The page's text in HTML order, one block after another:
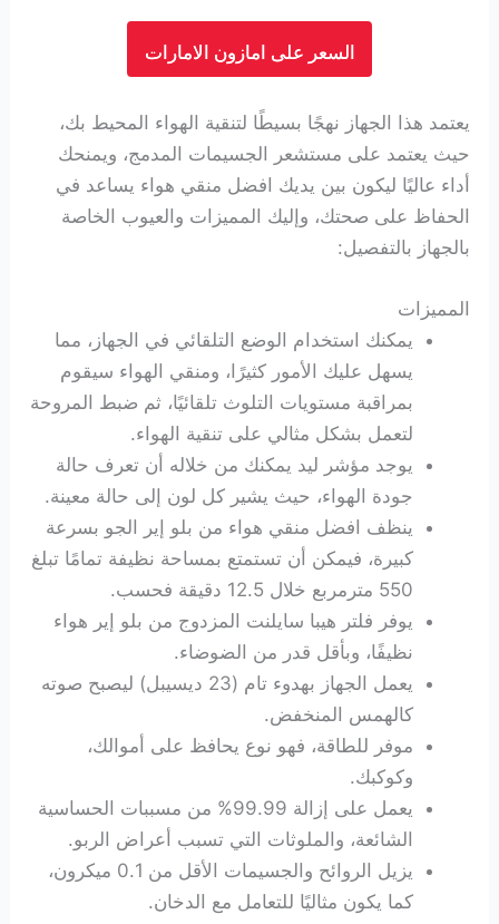
السعر على امازون الامارات
يعتمد هذا الجهاز نهجًا بسيطًا لتنقية الهواء المحيط بك،
حيث يعتمد على مستشعر الجسيمات المدمج، ويمنحك
أداء عاليًا ليكون بين يديك افضل منقي هواء يساعد في
الحفاظ على صحتك، وإليك المميزات والعيوب الخاصة
بالجهاز بالتفصيل:
المميزات
يمكنك استخدام الوضع التلقائي في الجهاز، مما
يسهل عليك الأمور كثيرًا، ومنقي الهواء سيقوم
بمراقبة مستويات التلوث تلقائيًا، ثم ضبط المروحة
لتعمل بشكل مثالي على تنقية الهواء.
يوجد مؤشر ليد يمكنك من خلاله أن تعرف حالة
جودة الهواء، حيث يشير كل لون إلى حالة معينة.
ينظف افضل منقي هواء من بلو إير الجو بسرعة
كبيرة، فيمكن أن تستمتع بمساحة نظيفة تمامًا تبلغ
550 مترمربع خلال 12.5 دقيقة فحسب.
يوفر فلتر هيبا سايلنت المزدوج من بلو إير هواء
نظيفًا، وبأقل قدر من الضوضاء.
يعمل الجهاز بهدوء تام (23 ديسيبل) ليصبح صوته
كالهمس المنخفض.
موفر للطاقة، فهو نوع يحافظ على أموالك،
وكوكبك.
يعمل على إزالة 99.99% من مسببات الحساسية
الشائعة، والملوثات التي تسبب أعراض الربو.
يزيل الروائح والجسيمات الأقل من 0.1 ميكرون،
كما يكون مثاليًا للتعامل مع الدخان.